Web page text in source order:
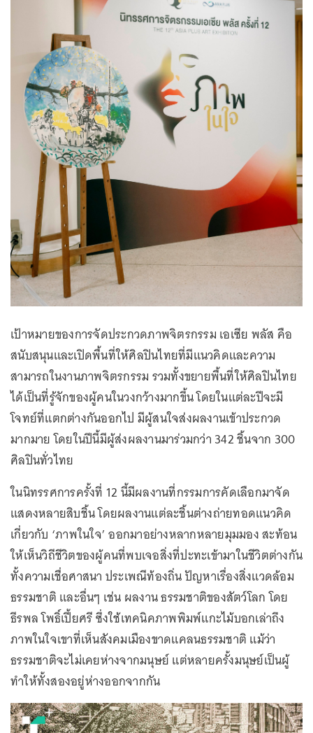
เป้าหมายของการจัดประกวดภาพจิตรกรรม เอเซีย พลัส คือ
สนับสนุนและเปิดพื้นที่ให้ศิลปินไทยที่มีแนวคิดและความ
สามารถในงานภาพจิตรกรรม รวมทั้งขยายพื้นที่ให้ศิลปินไทย
ได้เป็นที่รู้จักของผู้คนในวงกว้างมากขึ้น โดยในแต่ละปีจะมี
โจทย์ที่แตกต่างกันออกไป มีผู้สนใจส่งผลงานเข้าประกวด
มากมาย โดยในปีนี้มีผู้ส่งผลงานมาร่วมกว่า 342 ชิ้นจาก 300
ศิลปินทั่วไทย
ในนิทรรศการครั้งที่ 12 นี้มีผลงานที่กรรมการคัดเลือกมาจัด
แสดงหลายสิบชิ้น โดยผลงานแต่ละชิ้นต่างถ่ายทอดแนวคิด
เกี่ยวกับ ‘ภาพในใจ’ ออกมาอย่างหลากหลายมุมมอง สะท้อน
ให้เห็นวิถีชีวิตของผู้คนที่พบเจอสิ่งที่ปะทะเข้ามาในชีวิตต่างกัน
ทั้งความเชื่อศาสนา ประเพณีท้องถิ่น ปัญหาเรื่องสิ่งแวดล้อม
ธรรมชาติ และอื่นๆ เช่น ผลงาน ธรรมชาติของสัตว์โลก โดย
ธีรพล โพธิ์เปี้ยศรี ซึ่งใช้เทคนิคภาพพิมพ์แกะไม้บอกเล่าถึง
ภาพในใจเขาที่เห็นสังคมเมืองขาดแคลนธรรมชาติ แม้ว่า
ธรรมชาติจะไม่เคยห่างจากมนุษย์ แต่หลายครั้งมนุษย์เป็นผู้
ทำให้ทั้งสองอยู่ห่างออกจากกัน